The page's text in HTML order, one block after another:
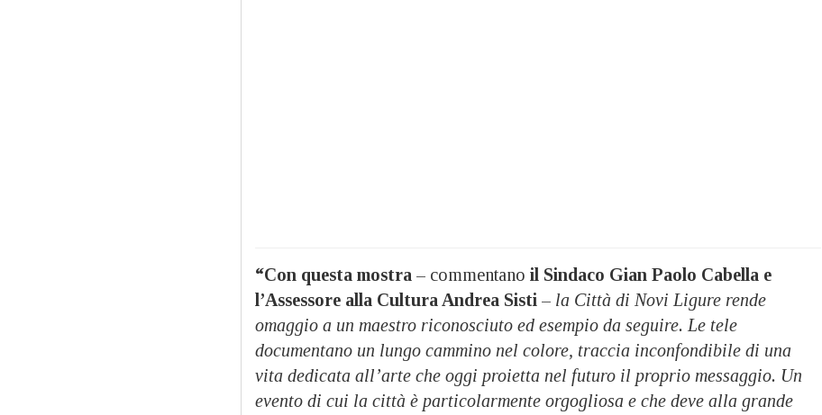
“Con questa mostra – commentano il Sindaco Gian Paolo Cabella e
l’Assessore alla Cultura Andrea Sisti – la Città di Novi Ligure rende
omaggio a un maestro riconosciuto ed esempio da seguire. Le tele
documentano un lungo cammino nel colore, traccia inconfondibile di una
vita dedicata all’arte che oggi proietta nel futuro il proprio messaggio. Un
evento di cui la città è particolarmente orgogliosa e che deve alla grande